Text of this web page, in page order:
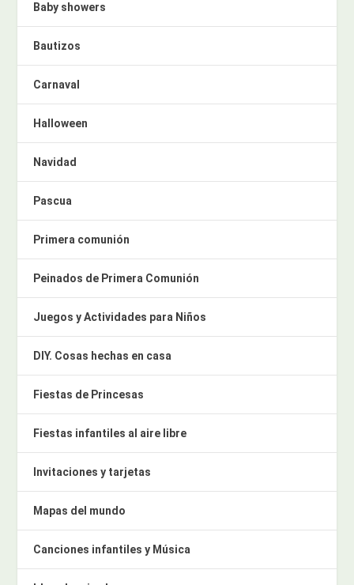
Baby showers
Bautizos
Carnaval
Halloween
Navidad
Pascua
Primera comunión
Peinados de Primera Comunión
Juegos y Actividades para Niños
DIY. Cosas hechas en casa
Fiestas de Princesas
Fiestas infantiles al aire libre
Invitaciones y tarjetas
Mapas del mundo
Canciones infantiles y Música